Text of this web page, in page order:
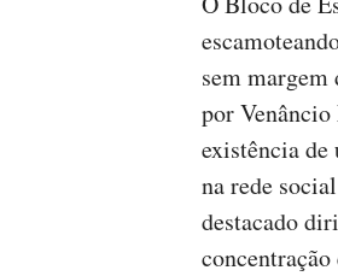
sem margem
por
existência
na rede
destacado